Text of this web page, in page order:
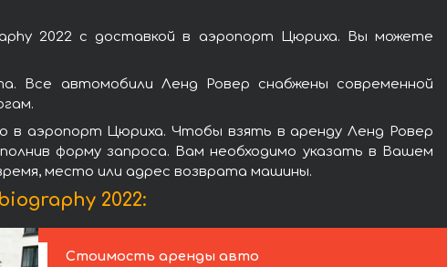
2022 с доставкой в аэропорт Цюриха. Вы можете
Все автомобили Ленд Ровер снабжены современной
в аэропорт Цюриха. Чтобы взять в аренду Ленд Ровер
форму запроса. Вам необходимо указать в Вашем
место или адрес возврата машины.
2022:
Стоимость аренды авто